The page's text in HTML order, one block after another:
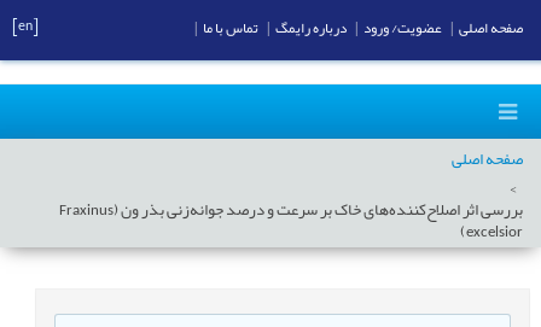
صفحه اصلی
بررسی اثر اصلاح‌کننده‌های خاک بر سرعت و درصد جوانه‌زنی بذر ون (Fraxinus
excelsior)
صفحه اصلی عضویت/ ورود درباره رایمگ تماس با ما